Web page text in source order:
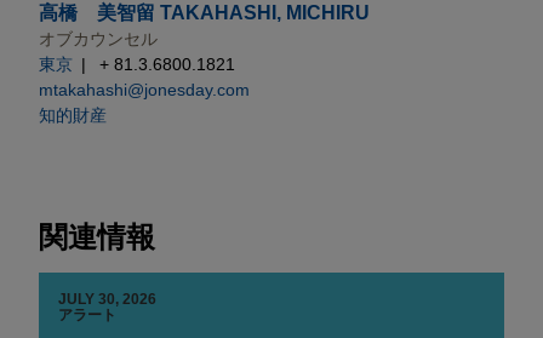
高橋 美智留 TAKAHASHI, MICHIRU
オブカウンセル
東京
+ 81.3.6800.1821
mtakahashi@jonesday.com
知的財産
関連情報
JULY 30, 2026
アラート